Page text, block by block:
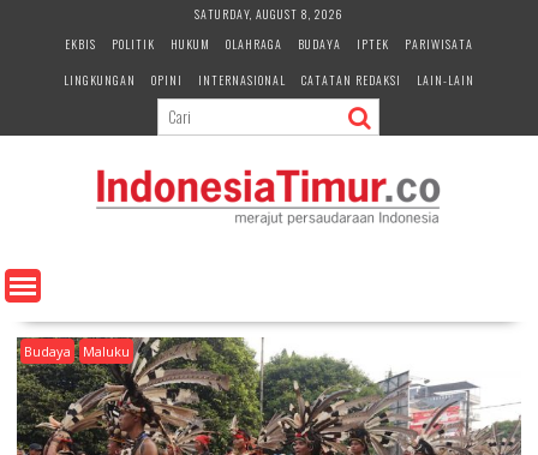
e
n
SATURDAY, AUGUST 8, 2026
EKBIS
POLITIK HUKUM OLAHRAGA BUDAYA IPTEK
PARIWISATA
LINGKUNGAN
OPINI INTERNASIONAL CATATAN REDAKSI LAIN-LAIN
Budaya Maluku